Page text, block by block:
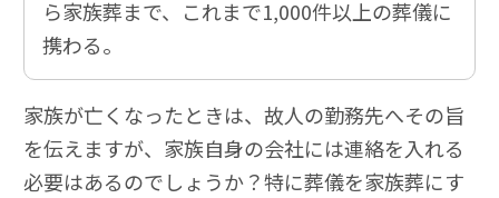
ら家族葬まで、これまで1,000件以上の葬儀に
携わる。
家族が亡くなったときは、故人の勤務先へその旨
を伝えますが、家族自身の会社には連絡を入れる
必要はあるのでしょうか？特に葬儀を家族葬にす